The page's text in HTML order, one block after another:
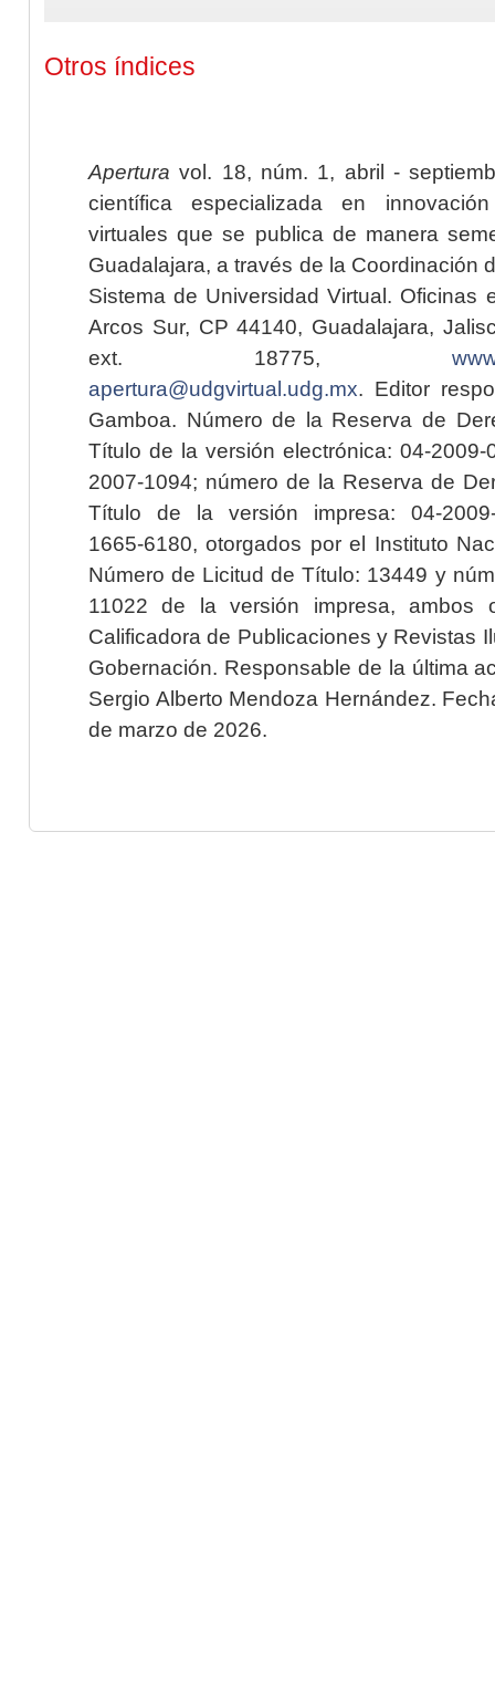
Otros índices
Apertura vol. 18, núm. 1, abril -
científica especializada en
virtuales que se publica de manera
Guadalajara, a través de la Coordinación
Sistema de Universidad Virtual. Oficinas
Arcos Sur, CP 44140, Guadalajara,
ext. 18775,
apertura@udgvirtual.udg.mx. Editor
Gamboa. Número de la Reserva de
Título de la versión electrónica: 04-2009-
2007-1094; número de la Reserva de
Título de la versión impresa: 04-2009-
1665-6180, otorgados por el Instituto
Número de Licitud de Título: 13449 y
11022 de la versión impresa, ambos
Calificadora de Publicaciones y Revistas
Gobernación. Responsable de la última
Sergio Alberto Mendoza Hernández.
de marzo de 2026.